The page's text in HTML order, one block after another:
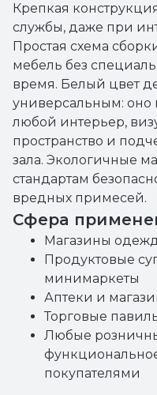
Крепкая
службы, даже при
Простая схема
мебель без
время. Белый цвет
универсальным: оно
любой интерьер,
пространство и
зала. Экологичные
стандартам
вредных примесей.
Сфера
Магазины
Продуктовые
минимаркеты
Аптеки и
Торговые
Любые
покупателями